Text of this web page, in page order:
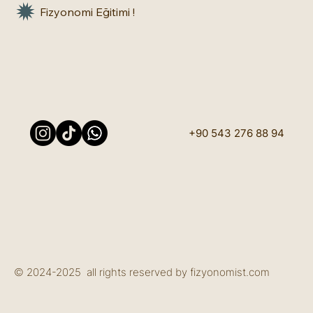
© 2024-2025 all rights reserved by fizyonomist.com
Fizyonomi Eğitimi !
+90 543 276 88 94